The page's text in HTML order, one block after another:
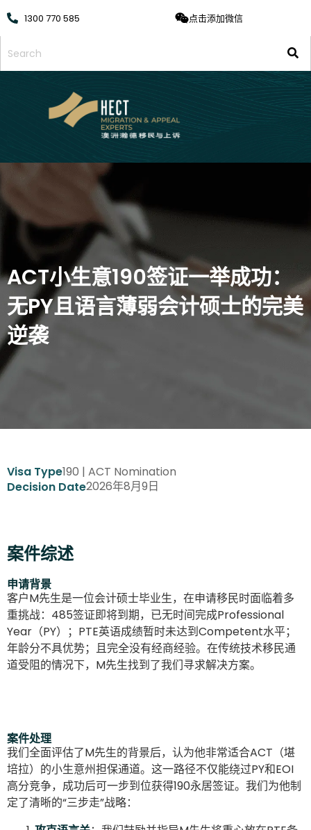
1300 770 585 点击添加微信
ACT小生意190签证一举成功：
无PY且语言薄弱会计硕士的完美
逆袭
Visa Type190 | ACT Nomination
Decision Date2026年8月9日
案件综述
申请背景
客户M先生是一位会计硕士毕业生，在申请移民时面临着多
重挑战：485签证即将到期，已无时间完成Professional
Year（PY）；PTE英语成绩暂时未达到Competent水平；
年龄分不具优势；且完全没有经商经验。在传统技术移民通
道受阻的情况下，M先生找到了我们寻求解决方案。
案件处理
我们全面评估了M先生的背景后，认为他非常适合ACT（堪
培拉）的小生意州担保通道。这一路径不仅能绕过PY和EOI
高分竞争，成功后可一步到位获得190永居签证。我们为他制
定了清晰的“三步走”战略：